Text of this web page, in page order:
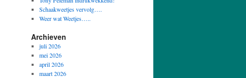
Schaakweetjes vervolg….
Weer wat Weetjes…..
Archieven
juli 2026
mei 2026
april 2026
maart 2026